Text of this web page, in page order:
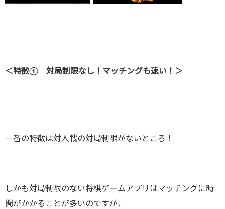
＜特徴① 対局制限なし！マッチングも速い！＞
一番の特徴は対人戦の対局制限がないところ！
しかも対局制限のない将棋ゲームアプリはマッチングに時
間がかかることが多いのですが、